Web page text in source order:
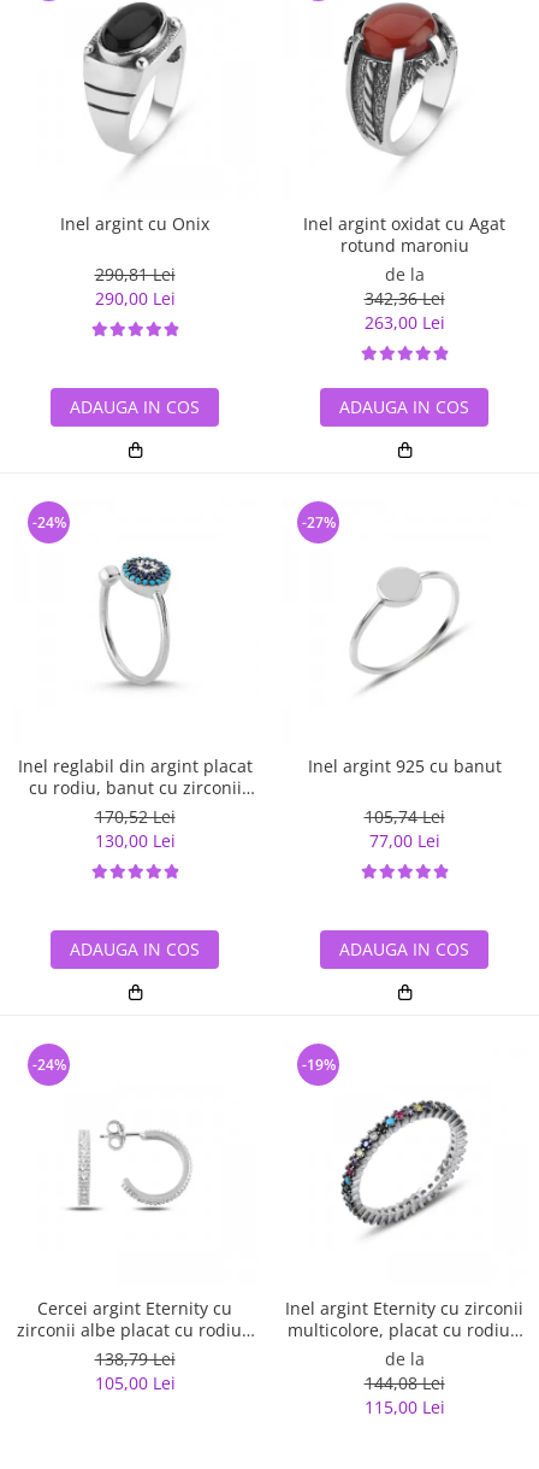
Inel argint cu Onix
290,81 Lei
290,00 Lei
ADAUGA IN COS
Inel argint oxidat cu Agat
rotund maroniu
de la
342,36 Lei
263,00 Lei
ADAUGA IN COS
Inel reglabil din argint placat
cu rodiu, banut cu zirconii
albe si albastre
170,52 Lei
130,00 Lei
-24%
ADAUGA IN COS
Inel argint 925 cu banut
105,74 Lei
77,00 Lei
-27%
ADAUGA IN COS
Cercei argint Eternity cu
zirconii albe placat cu rodiu -
ETU0153
138,79 Lei
105,00 Lei
-24%
Inel argint Eternity cu zirconii
multicolore, placat cu rodiu -
ITU0229
de la
144,08 Lei
115,00 Lei
-19%